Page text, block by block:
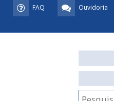
Ouvidoria
FAQ